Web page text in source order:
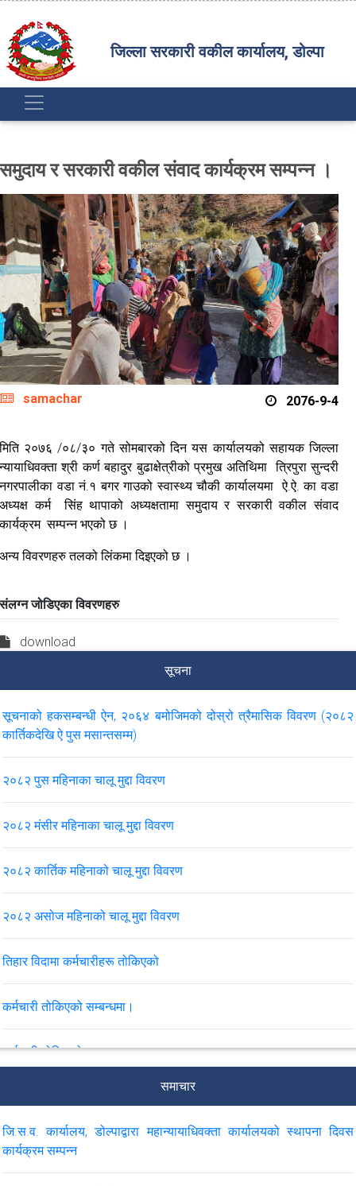
जिल्ला सरकारी वकील कार्यालय, डोल्पा
समुदाय र सरकारी वकील संवाद कार्यक्रम सम्पन्न ।
samachar 2076-9-4
मिति २०७६ /०८/३० गते सोमबारको दिन यस कार्यालयको सहायक जिल्ला
न्यायाधिवक्ता श्री कर्ण बहादुर बुढाक्षेत्रीको प्रमुख अतिथिमा त्रिपुरा सुन्दरी
नगरपालीका वडा नं.१ बगर गाउको स्वास्थ्य चौकी कार्यालयमा ऐ.ऐ. का वडा
अध्यक्ष कर्म सिंह थापाको अध्यक्षतामा समुदाय र सरकारी वकील संवाद
कार्यक्रम सम्पन्न भएको छ ।
अन्य विवरणहरु तलको लिंकमा दिइएको छ ।
संलग्न जोडिएका विवरणहरु
download
सूचना
सूचनाको हकसम्बन्धी ऐन, २०६४ बमोजिमको दोस्रो त्रैमासिक विवरण (२०८२
कार्तिकदेखि ऐ पुस मसान्तसम्म)
२०८२ पुस महिनाका चालू मुद्दा विवरण
२०८२ मंसीर महिनाका चालू मुद्दा विवरण
२०८२ कार्तिक महिनाको चालू मुद्दा विवरण
२०८२ असोज महिनाको चालू मुद्दा विवरण
तिहार विदामा कर्मचारीहरू तोकिएको
कर्मचारी तोकिएको सम्बन्धमा।
कर्मचारी तोकिएको सम्बन्धमा।
स्वत प्रकाशन दोर्सो त्रैमासिक २०८१ कात्तिक-पुस
समाचार
जि.स.व. कार्यालय, डोल्पाद्वारा महान्यायाधिवक्ता कार्यालयको स्थापना दिवस
कार्यक्रम सम्पन्न